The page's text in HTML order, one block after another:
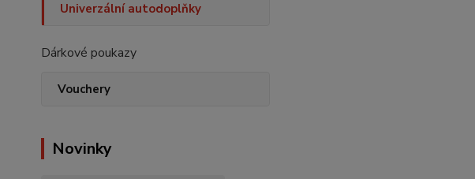
Univerzální autodoplňky
Dárkové poukazy
Vouchery
Novinky